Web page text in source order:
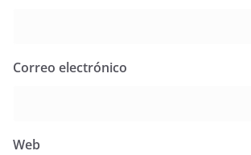
Correo electrónico
Web